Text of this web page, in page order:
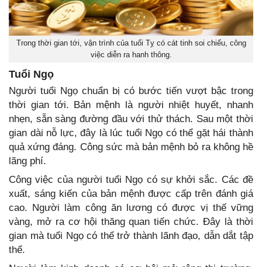
Trong thời gian tới, vận trình của tuổi Tỵ có cát tinh soi chiếu, công
việc diễn ra hanh thông.
Tuổi Ngọ
Người tuổi Ngọ chuẩn bị có bước tiến vượt bậc trong
thời gian tới. Bản mệnh là người nhiệt huyết, nhanh
nhẹn, sẵn sàng đường đầu với thử thách. Sau một thời
gian dài nỗ lực, đây là lúc tuổi Ngọ có thể gặt hái thành
quả xứng đáng. Công sức mà bản mệnh bỏ ra không hề
lãng phí.
Công việc của người tuổi Ngọ có sự khởi sắc. Các đề
xuất, sáng kiến của bản mệnh được cấp trên đánh giá
cao. Người làm công ăn lương có được vị thế vững
vàng, mở ra cơ hội thăng quan tiến chức. Đây là thời
gian mà tuổi Ngọ có thể trở thành lãnh đạo, dẫn dắt tập
thể.